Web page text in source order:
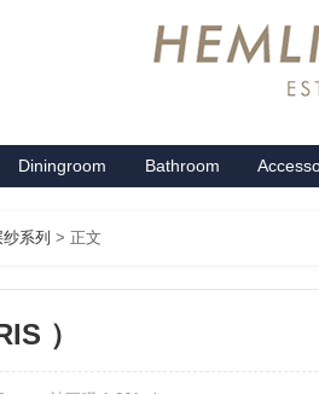
Diningroom Bathroom
系列 > 正文
）